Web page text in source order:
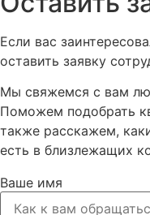
Если вас
оставить заявку
Мы свяжемся с вам
Поможем подобрать
также расскажем,
есть в близлежащих
Ваше имя